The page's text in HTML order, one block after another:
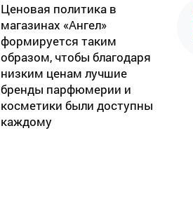
Ценовая политика в
магазинах «Ангел»
формируется таким
образом, чтобы благодаря
низким ценам лучшие
бренды парфюмерии и
косметики были доступны
каждому